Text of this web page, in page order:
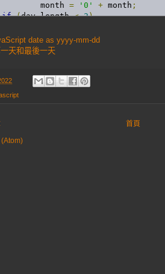
		month
= '0' + month ;
if (day.length < 2)
return [year, month, day
date as yyyy-mm-dd
天和最後一天
首頁